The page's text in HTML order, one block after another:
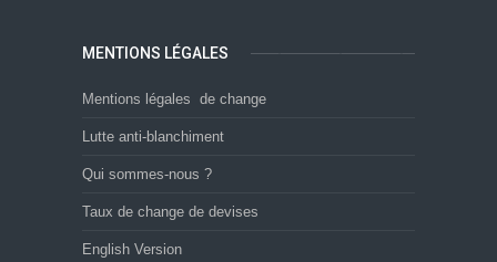
MENTIONS LÉGALES
Mentions légales de change
Lutte anti-blanchiment
Qui sommes-nous ?
Taux de change de devises
English Version